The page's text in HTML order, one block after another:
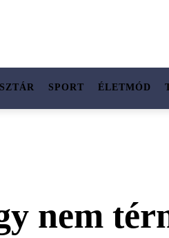
SZTÁR SPORT ÉLETMÓD
nem